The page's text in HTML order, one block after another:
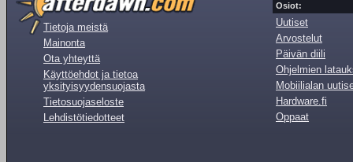
Tietoja meistä
Mainonta
Ota yhteyttä
Käyttöehdot ja tietoa
yksityisyydensuojasta
Tietosuojaseloste
Lehdistötiedotteet
Osiot:
Uutiset
Arvostelut
Päivän diili
Ohjelmien
Mobiilialan
Hardware.fi
Oppaat